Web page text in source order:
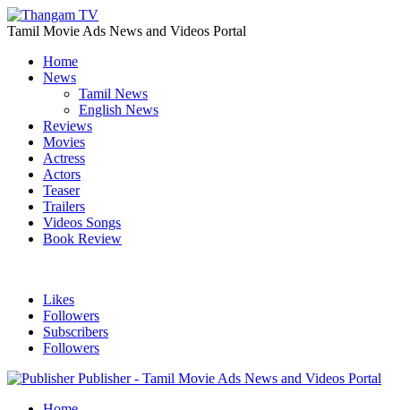
Tamil Movie Ads News and Videos Portal
Home
News
Tamil News
English News
Reviews
Movies
Actress
Actors
Teaser
Trailers
Videos Songs
Book Review
Likes
Followers
Subscribers
Followers
Publisher - Tamil Movie Ads News and Videos Portal